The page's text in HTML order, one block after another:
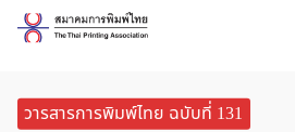
Skip
วารสารการพิมพ์ไทย ฉบับที่ 131